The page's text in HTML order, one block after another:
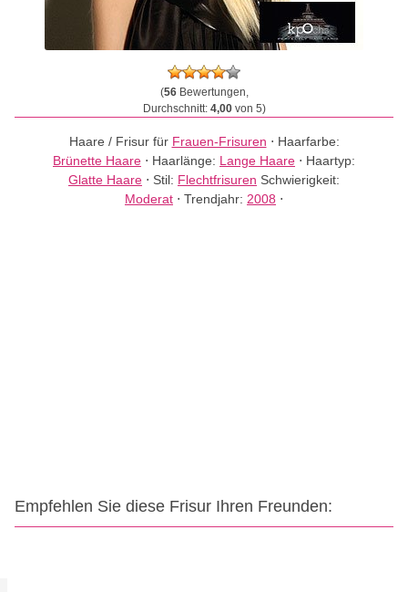
(56Bewertungen,
Durchschnitt: 4,00von 5)
Haare / Frisur für Frauen-Frisuren ⋅ Haarfarbe:
Brünette Haare ⋅ Haarlänge: Lange Haare ⋅ Haartyp:
Glatte Haare ⋅ Stil: Flechtfrisuren Schwierigkeit:
Moderat ⋅ Trendjahr: 2008 ⋅
Empfehlen Sie diese Frisur Ihren Freunden: